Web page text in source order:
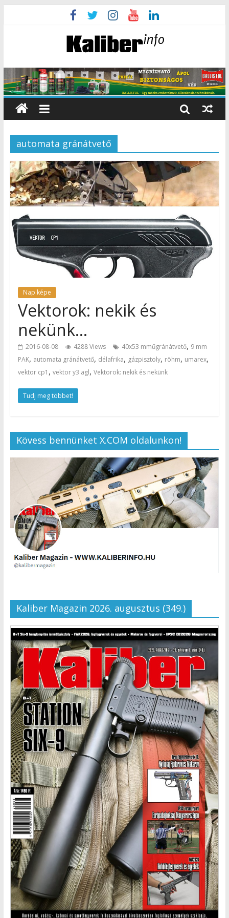
automata gránátvető
Nap képe
Vektorok: nekik és
nekünk…
2016-08-08 4288 Views 40x53 mműgránátvető, 9 mm
PAK, automata gránátvető, délafrika, gázpisztoly, röhm, umarex,
vektor cp1 , vektor y3 agl, Vektorok: nekik és nekünk
Tudj meg többet!
Kövess bennünket X.COM oldalunkon!
Kaliber Magazin 2026. augusztus (349.)